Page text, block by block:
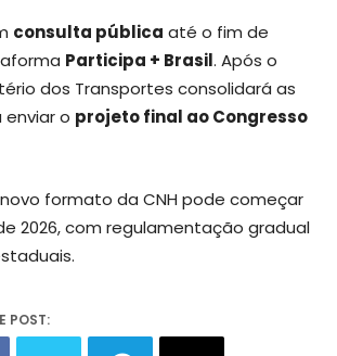
consulta pública até o fim de
Participa + Brasil. Após o
dos Transportes consolidará as
o projeto final ao Congresso
formato da CNH pode começar
2026, com regulamentação gradual
POST: